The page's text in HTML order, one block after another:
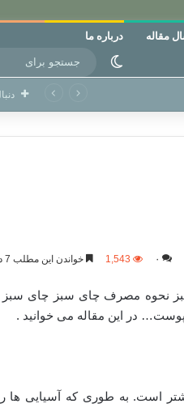
مقاله درباره ما
تغییر پوسته
۰ 1,543 خواندن این مطلب 7 دقیقه زمان میبرد
نحوه مصرف چای سبز چای سبز
در این مقاله می خوانید .